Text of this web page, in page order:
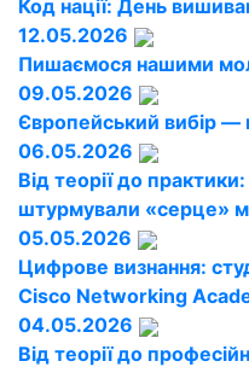
Код нації: День
12.05.2026
Пишаємося нашими
09.05.2026
Європейський вибір
06.05.2026
Від теорії до
штурмували «серце»
05.05.2026
Цифрове визнання:
Cisco Networking
04.05.2026
Від теорії до